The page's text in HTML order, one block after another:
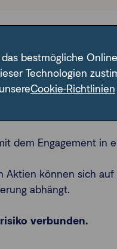
der
dem Engagement in
Aktien können sich
abhängt.
verbunden.
bestmögliche
Technologien
Cookie-Richtlinien